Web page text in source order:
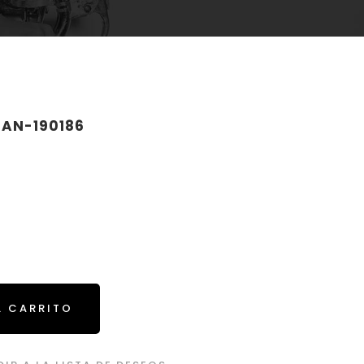
190186
CARRITO